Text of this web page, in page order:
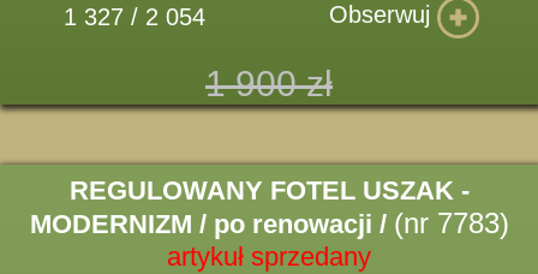
1 327 / 2 054 Obserwuj
1 900 zł
REGULOWANY FOTEL USZAK -
MODERNIZM / po renowacji / (nr 7783)
artykuł sprzedany